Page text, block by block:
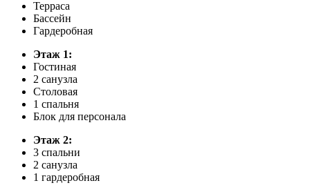
Терраса
Бассейн
Гардеробная
Этаж 1:
Гостиная
2 санузла
Столовая
1 спальня
Блок для персонала
Этаж 2:
3 спальни
2 санузла
1 гардеробная